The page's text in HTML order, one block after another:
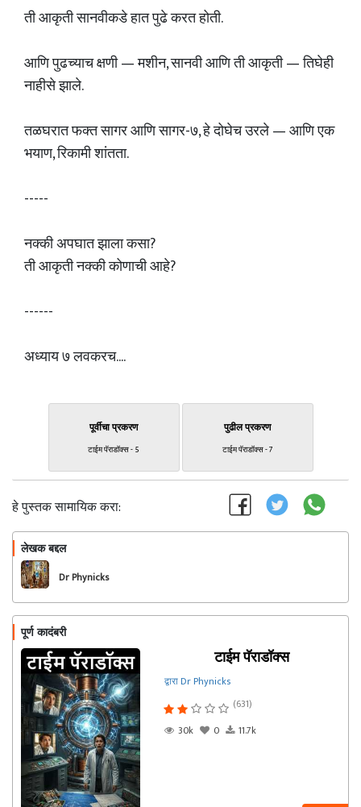
ती आकृती सानवीकडे हात पुढे करत होती.
आणि पुढच्याच क्षणी — मशीन, सानवी आणि ती आकृती — तिघेही
नाहीसे झाले.
तळघरात फक्त सागर आणि सागर-७, हे दोघेच उरले — आणि एक
भयाण, रिकामी शांतता.
-----
नक्की अपघात झाला कसा?
ती आकृती नक्की कोणाची आहे?
------
अध्याय ७ लवकरच....
पूर्वीचा प्रकरण
टाईम पॅराडॉक्स - 5
पुढील प्रकरण
टाईम पॅराडॉक्स - 7
हे पुस्तक सामायिक करा:
लेखक बद्दल
Dr Phynicks
पूर्ण कादंबरी
टाईम पॅराडॉक्स
द्वारा Dr Phynicks
(631)
30k
0 11.7k